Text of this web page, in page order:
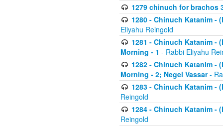
1279 chinuch for brachos
1280 - Chinuch Katanim -
Eliyahu Reingold
1281 - Chinuch Katanim -
Morning - 1 - Rabbi Eliyahu
1282 - Chinuch Katanim -
Morning - 2; Negel Vassar-
1283 - Chinuch Katanim -
Reingold
1284 - Chinuch Katanim -
Reingold